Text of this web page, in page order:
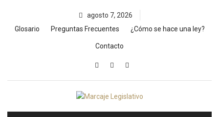
content
agosto 7, 2026
Glosario
Preguntas Frecuentes ¿Cómo se hace una ley?
Contacto